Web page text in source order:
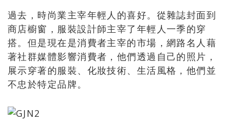
過去，時尚業主宰年輕人的喜好。從雜誌封面到
商店櫥窗，服裝設計師主宰了年輕人一季的穿
搭。但是現在是消費者主宰的市場，網路名人藉
著社群媒體影響消費者，他們透過自己的照片，
展示穿著的服裝、化妝技術、生活風格，他們並
不忠於特定品牌。